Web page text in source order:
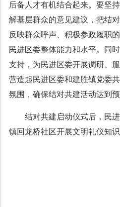
后备人才有机结合起来。要坚
解基层群众的意见建议，把结
反映群众呼声、积极参政履职
民进区委整体能力和水平。同
支持，为民进区委开展调研、
营造起民进区委和建胜镇党委
氛围，确保结对共建活动达到预
结对共建启动仪式后，民
镇回龙桥社区开展文明礼仪知